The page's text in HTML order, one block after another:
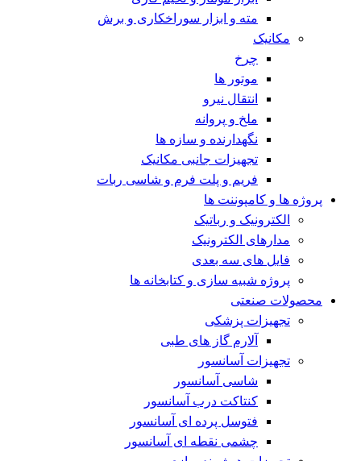
مته و ابزار سوراخکاری و برش
مکانیک
چرخ
موتور ها
انتقال نیرو
ملخ و پروانه
نگهدارنده و سازه ها
تجهیزات جانبی مکانیک
فریم و پلت فرم و شاسی ربات
پروژه ها و کامپوننت ها
الکترونیک و رباتیک
مدارهای الکترونیک
فایل های سه بعدی
پروژه شبیه سازی و کتابخانه ها
محصولات صنعتی
تجهیزات پزشکی
آلارم گاز های طبی
تجهیزات آسانسور
شاسی آسانسور
کنتاکت درب آسانسور
فتوسل پرده ای آسانسور
چشمی نقطه ای آسانسور